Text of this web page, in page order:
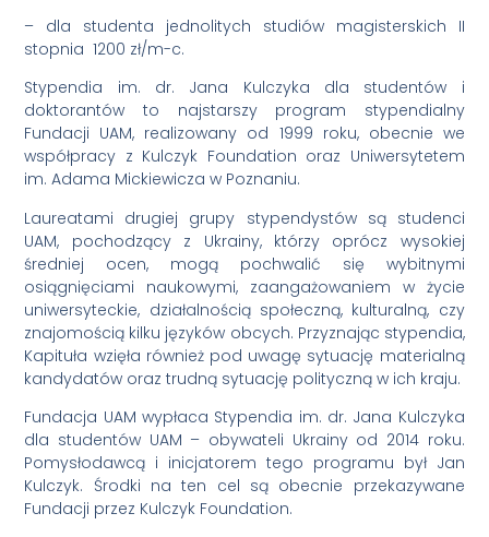
– dla studenta jednolitych studiów magisterskich II
stopnia 1200 zł/m-c.
Stypendia im. dr. Jana Kulczyka dla studentów i
doktorantów to najstarszy program stypendialny
Fundacji UAM, realizowany od 1999 roku, obecnie we
współpracy z Kulczyk Foundation oraz Uniwersytetem
im. Adama Mickiewicza w Poznaniu.
Laureatami drugiej grupy stypendystów są studenci
UAM, pochodzący z Ukrainy, którzy oprócz wysokiej
średniej ocen, mogą pochwalić się wybitnymi
osiągnięciami naukowymi, zaangażowaniem w życie
uniwersyteckie, działalnością społeczną, kulturalną, czy
znajomością kilku języków obcych. Przyznając stypendia,
Kapituła wzięła również pod uwagę sytuację materialną
kandydatów oraz trudną sytuację polityczną w ich kraju.
Fundacja UAM wypłaca Stypendia im. dr. Jana Kulczyka
dla studentów UAM – obywateli Ukrainy od 2014 roku.
Pomysłodawcą i inicjatorem tego programu był Jan
Kulczyk. Środki na ten cel są obecnie przekazywane
Fundacji przez Kulczyk Foundation.